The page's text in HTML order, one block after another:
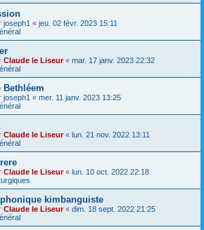
joseph1 « jeu. 02 févr. 2023 15:11
Claude le Liseur« mar. 17 janv. 2023 22:32
Bethléem
joseph1 « mer. 11 janv. 2023 13:25
Claude le Liseur« lun. 21 nov. 2022 13:11
Claude le Liseur« lun. 10 oct. 2022 22:18
kimbanguiste
Claude le Liseur« dim. 18 sept. 2022 21:25